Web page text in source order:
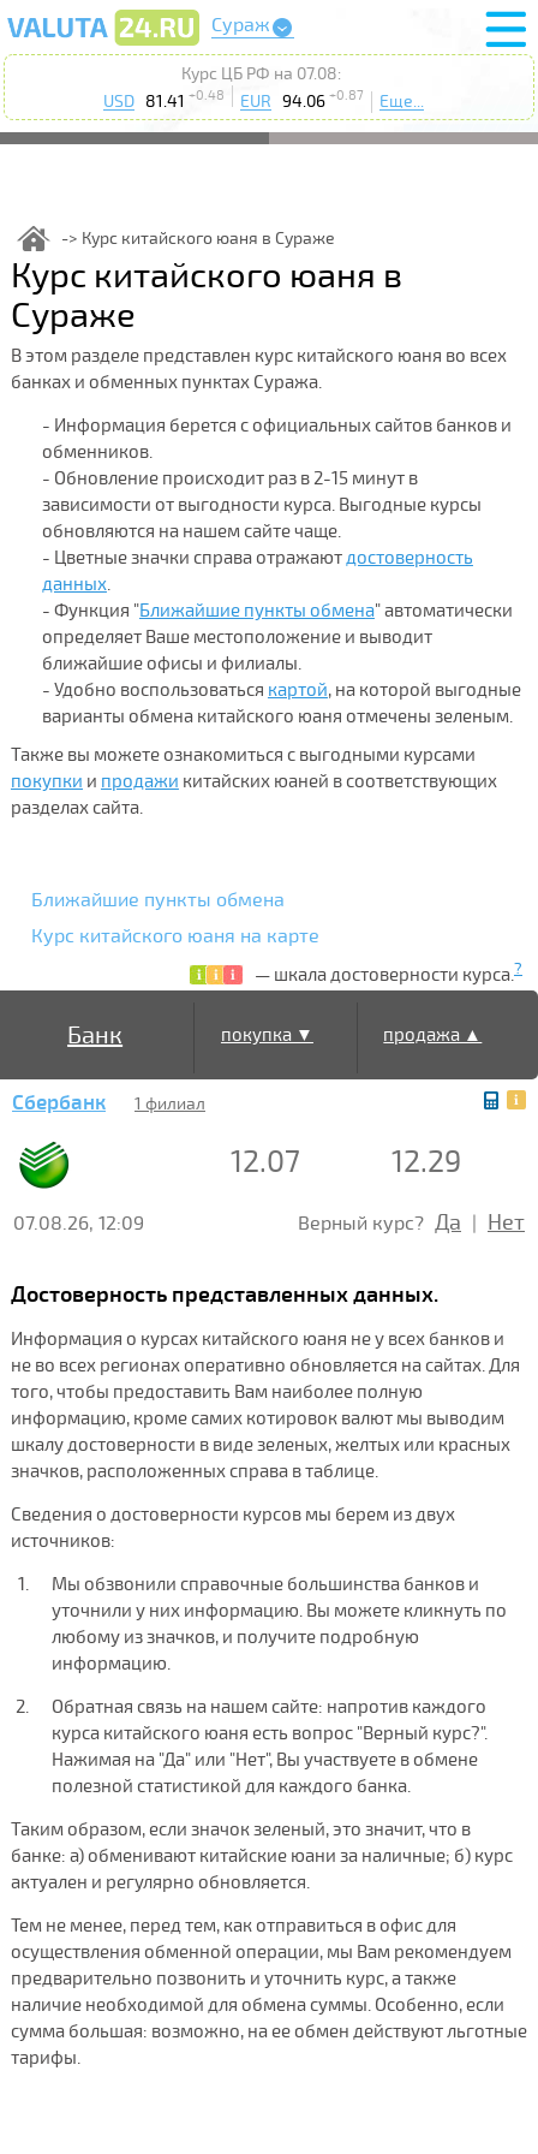
Сураж
Курс ЦБ РФ на 07.08:
USD 81.41 +0.48 EUR 94.06 +0.87 Еще...
Курс китайского юаня в Сураже
Курс китайского юаня в
Сураже
В этом разделе представлен курс китайского юаня во всех
банках и обменных пунктах Суража.
- Информация берется с официальных сайтов банков и
обменников.
- Обновление происходит раз в 2-15 минут в
зависимости от выгодности курса. Выгодные курсы
обновляются на нашем сайте чаще.
- Цветные значки справа отражаютдостоверность
данных.
- Функция "Ближайшие пункты обмена" автоматически
определяет Ваше местоположение и выводит
ближайшие офисы и филиалы.
- Удобно воспользоваться картой, на которой выгодные
варианты обмена китайского юаня отмечены зеленым.
Также вы можете ознакомиться с выгодными курсами
покупки и продажи китайских юаней в соответствующих
разделах сайта.
Ближайшие пункты обмена
Курс китайского юаня на карте
— шкала достоверности курса.?
Банк покупка ▼ продажа ▲
Сбербанк 1 филиал
12.07 12.29
07.08.26, 12:09 Верный курс? Да | Нет
Достоверность представленных данных.
Информация о курсах китайского юаня не у всех банков и
не во всех регионах оперативно обновляется на сайтах. Для
того, чтобы предоставить Вам наиболее полную
информацию, кроме самих котировок валют мы выводим
шкалу достоверности в виде зеленых, желтых или красных
значков, расположенных справа в таблице.
Сведения о достоверности курсов мы берем из двух
источников:
Мы обзвонили справочные большинства банков и
уточнили у них информацию. Вы можете кликнуть по
любому из значков, и получите подробную
информацию.
Обратная связь на нашем сайте: напротив каждого
курса китайского юаня есть вопрос "Верный курс?".
Нажимая на "Да" или "Нет", Вы участвуете в обмене
полезной статистикой для каждого банка.
Таким образом, если значок зеленый, это значит, что в
банке: а) обменивают китайские юани за наличные; б) курс
актуален и регулярно обновляется.
Тем не менее, перед тем, как отправиться в офис для
осуществления обменной операции, мы Вам рекомендуем
предварительно позвонить и уточнить курс, а также
наличие необходимой для обмена суммы. Особенно, если
сумма большая: возможно, на ее обмен действуют льготные
тарифы.